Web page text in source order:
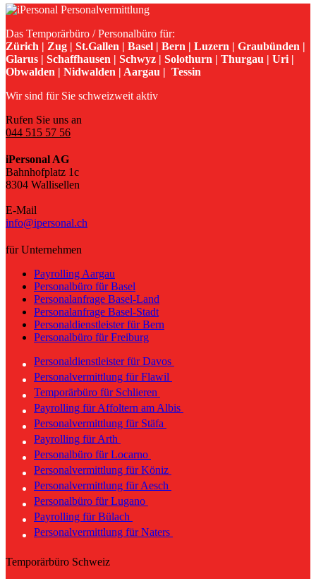
Das Temporärbüro / Personalbüro für:
Zürich | Zug | St.Gallen | Basel | Bern | Luzern | Graubünden |
Glarus | Schaffhausen | Schwyz | Solothurn | Thurgau | Uri |
Obwalden | Nidwalden | Aargau | Tessin
Wir sind für Sie schweizweit aktiv
Rufen Sie uns an
044 515 57 56
iPersonal AG
Bahnhofplatz 1c
8304 Wallisellen
E-Mail
info@ipersonal.ch
für Unternehmen
Payrolling Aargau
Personalbüro für Basel
Personalanfrage Basel-Land
Personalanfrage Basel-Stadt
Personaldienstleister für Bern
Personalbüro für Freiburg
Personaldienstleister für Davos
Personalvermittlung für Flawil
Temporärbüro für Schlieren
Payrolling für Affoltern am Albis
Personalvermittlung für Stäfa
Payrolling für Arth
Personalbüro für Locarno
Personalvermittlung für Köniz
Personalvermittlung für Aesch
Personalbüro für Lugano
Payrolling für Bülach
Personalvermittlung für Naters
Temporärbüro Schweiz